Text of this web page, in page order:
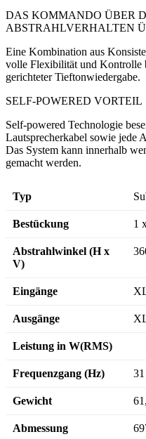
DAS KOMMANDO ÜBER
ABSTRAHLVERHALTEN
Eine Kombination aus
volle Flexibilität und Kontrolle
gerichteter Tieftonwiedergabe.
SELF-POWERED VORTEIL
Self-powered Technologie
Lautsprecherkabel sowie jede
Das System kann innerhalb
gemacht werden.
Typ
Bestückung 1
Abstrahlwinkel (H x
V)
Eingänge
Ausgänge
Leistung in W(RMS)
Frequenzgang (Hz)
Gewicht
Abmessung